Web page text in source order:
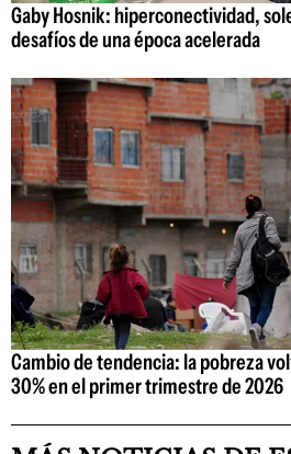
Gaby Hosnik: hiperconectividad,
desafíos de una época acelerada
Cambio de tendencia: la pobreza
30% en el primer trimestre de 2026